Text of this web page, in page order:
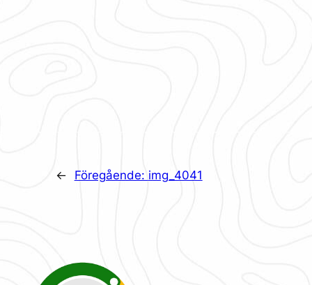
← Föregående: img_4041